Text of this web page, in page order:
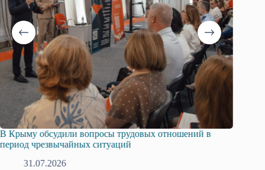
В Крыму обсудили вопросы трудовых отношений в
период чрезвычайных ситуаций
31.07.2026